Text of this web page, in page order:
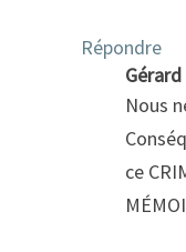
Répondre
Gérard
Nous
ce